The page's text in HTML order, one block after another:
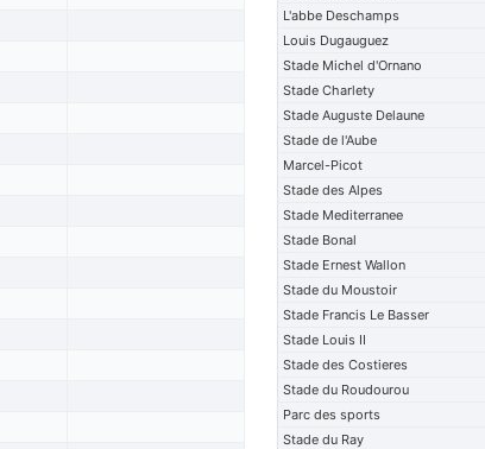
L'abbe Deschamps
Louis Dugauguez
Stade Michel d'Ornano
Stade Charlety
Stade Auguste Delaune
Stade de l'Aube
Marcel-Picot
Stade des Alpes
Stade Mediterranee
Stade Bonal
Stade Ernest Wallon
Stade du Moustoir
Stade Francis Le Basser
Stade Louis II
Stade des Costieres
Stade du Roudourou
Parc des sports
Stade du Ray